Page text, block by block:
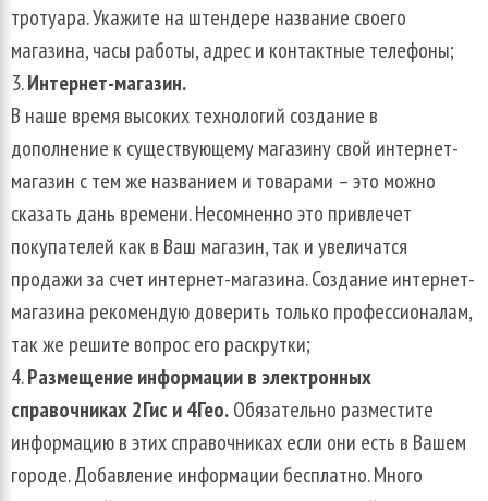
тротуара. Укажите на штендере название своего
магазина, часы работы, адрес и контактные телефоны;
Интернет-магазин.
В наше время высоких технологий создание в
дополнение к существующему магазину свой интернет-
магазин с тем же названием и товарами – это можно
сказать дань времени. Несомненно это привлечет
покупателей как в Ваш магазин, так и увеличатся
продажи за счет интернет-магазина. Создание интернет-
магазина рекомендую доверить только профессионалам,
так же решите вопрос его раскрутки;
Размещение информации в электронных
справочниках 2Гис и 4Гео.Обязательно разместите
информацию в этих справочниках если они есть в Вашем
городе. Добавление информации бесплатно. Много